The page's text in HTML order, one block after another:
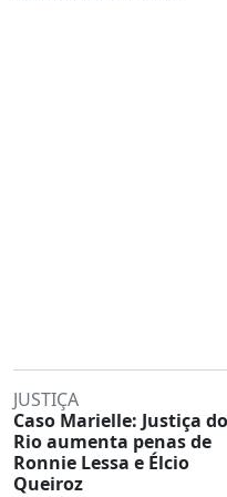
JUSTIÇA
Caso Marielle: Justiça do
Rio aumenta penas de
Ronnie Lessa e Élcio
Queiroz